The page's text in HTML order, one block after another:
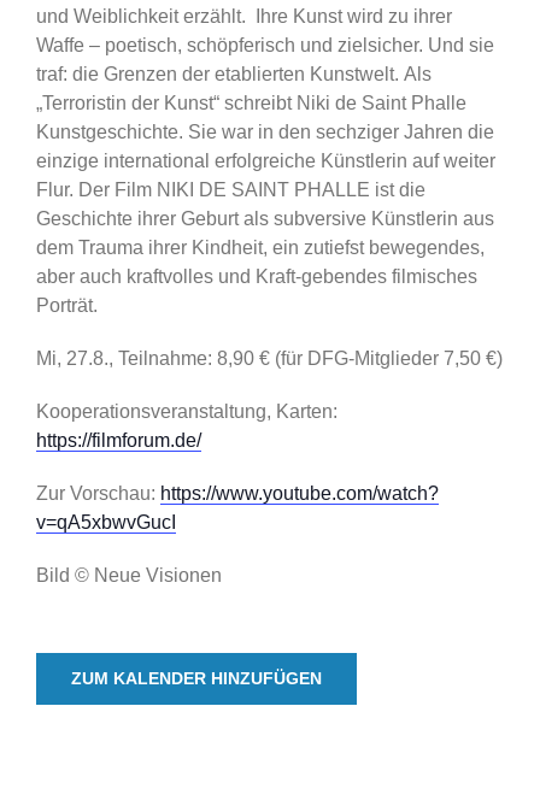
und Weiblichkeit erzählt. Ihre Kunst wird zu ihrer
Waffe – poetisch, schöpferisch und zielsicher. Und sie
traf: die Grenzen der etablierten Kunstwelt. Als
„Terroristin der Kunst“ schreibt Niki de Saint Phalle
Kunstgeschichte. Sie war in den sechziger Jahren die
einzige international erfolgreiche Künstlerin auf weiter
Flur. Der Film NIKI DE SAINT PHALLE ist die
Geschichte ihrer Geburt als subversive Künstlerin aus
dem Trauma ihrer Kindheit, ein zutiefst bewegendes,
aber auch kraftvolles und Kraft-gebendes filmisches
Porträt.
Mi, 27.8., Teilnahme: 8,90 € (für DFG-Mitglieder 7,50 €)
Kooperationsveranstaltung, Karten:
https://filmforum.de/
Zur Vorschau: https://www.youtube.com/watch?
v=qA5xbwvGucI
Bild © Neue Visionen
ZUM KALENDER HINZUFÜGEN